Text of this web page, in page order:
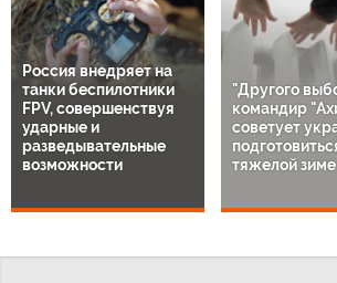
Россия внедряет на
танки беспилотники
FPV, совершенствуя
ударные и
разведывательные
возможности
"Другого
командир
советует
тяжелой зиме